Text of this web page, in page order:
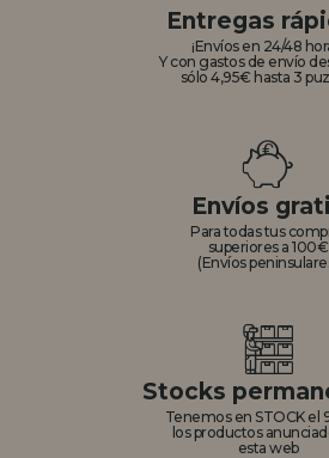
Entregas
¡Envíos en 24/48
Y con gastos de envío
sólo 4,95€ hasta 3
Envíos
Para todas tus
superiores a 100€
(Envíos
Stocks
Tenemos en STOCK el
los productos
esta web